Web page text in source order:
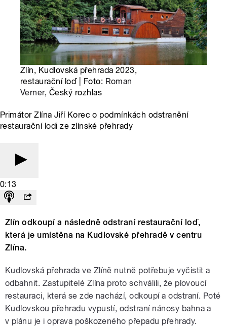
Zlín, Kudlovská přehrada 2023,
restaurační loď | Foto: Roman
Verner, Český rozhlas
Primátor Zlína Jiří Korec o podmínkách odstranění
restaurační lodi ze zlínské přehrady
0:13
Zlín odkoupí a následně odstraní restaurační loď,
která je umístěna na Kudlovské přehradě v centru
Zlína.
Kudlovská přehrada ve Zlíně nutně potřebuje vyčistit a
odbahnit. Zastupitelé Zlína proto schválili, že plovoucí
restauraci, která se zde nachází, odkoupí a odstraní. Poté
Kudlovskou přehradu vypustí, odstraní nánosy bahna a
v plánu je i oprava poškozeného přepadu přehrady.